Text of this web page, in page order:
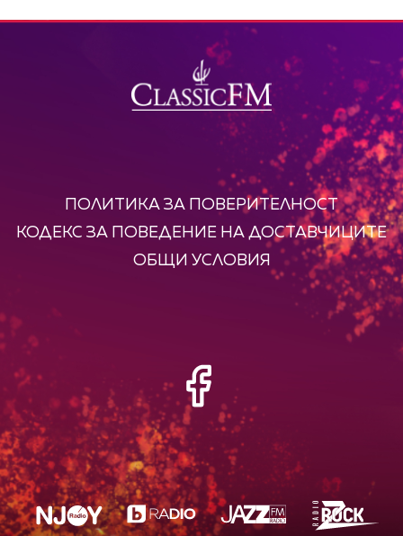
ПОЛИТИКА ЗА ПОВЕРИТЕЛНОСТ
КОДЕКС ЗА ПОВЕДЕНИЕ НА ДОСТАВЧИЦИТЕ
ОБЩИ УСЛОВИЯ